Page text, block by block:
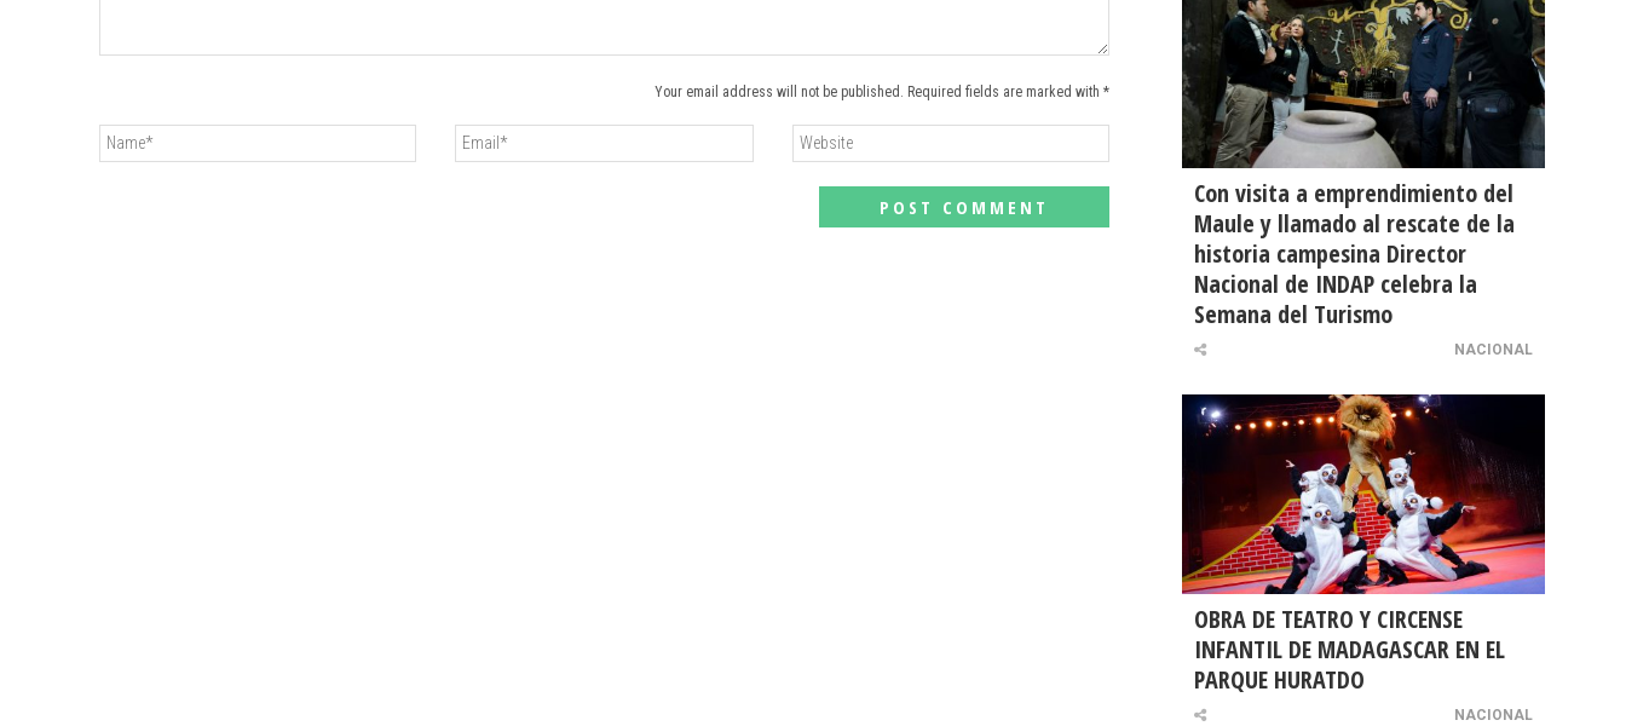
Your email address will not be published. Required fields are marked with *
Con visita a emprendimiento del
Maule y llamado al rescate de la
historia campesina Director
Nacional de INDAP celebra la
Semana del Turismo
NACIONAL
OBRA DE TEATRO Y CIRCENSE
INFANTIL DE MADAGASCAR EN EL
PARQUE HURATDO
NACIONAL